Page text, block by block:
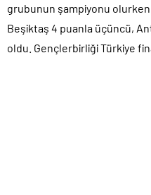
grubunun şampiyonu
Beşiktaş 4 puanla üçüncü,
oldu. Gençlerbirliği Türkiye